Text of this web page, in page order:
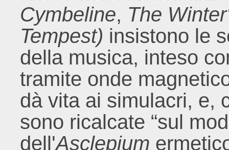
Cymbeline, The
Tempest) insistono le
della musica, inteso
tramite onde
dà vita ai simulacri, e,
sono ricalcate “sul
dell'Asclepium